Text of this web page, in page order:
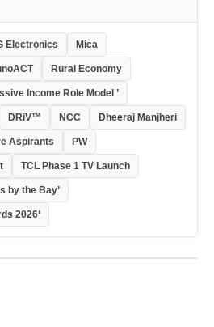
Electronics Mica
Rural Economy
Income Role Model ’
DRiV™ NCC Dheeraj Manjheri
Aspirants PW
TCL Phase 1 TV Launch
by the Bay’
2026‘